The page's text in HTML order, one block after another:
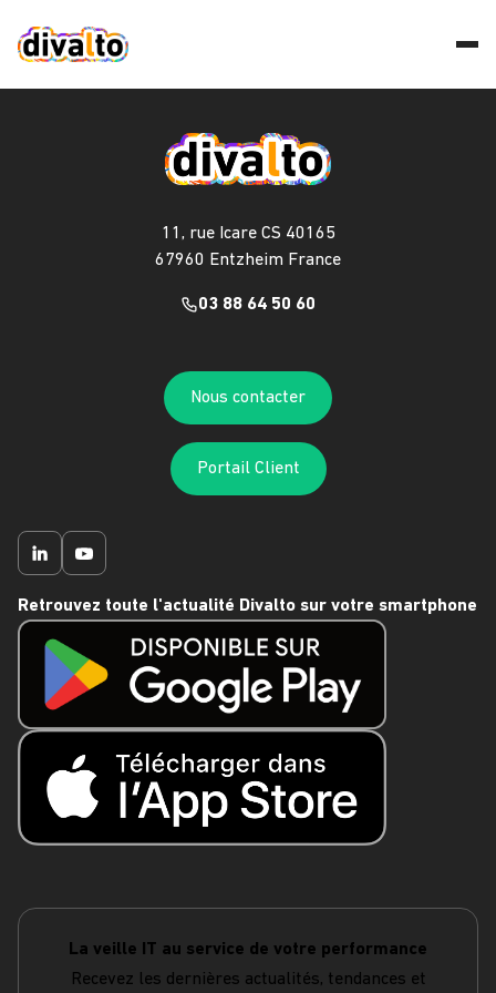
11, rue Icare CS 40165
67960 Entzheim France
03 88 64 50 60
Nous contacter
Portail Client
Retrouvez toute l'actualité Divalto sur votre smartphone
La veille IT au service de votre performance
Recevez les dernières actualités, tendances et